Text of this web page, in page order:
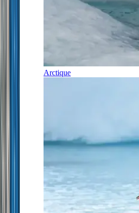
Arctique